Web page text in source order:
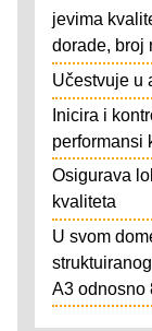
jevima
dorade, broj
Učestvuje u
Inicira i
performansi
Osigurava
kvaliteta
U svom
A3 odnosno